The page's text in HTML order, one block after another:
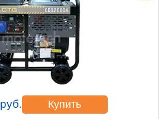
руб. Купить